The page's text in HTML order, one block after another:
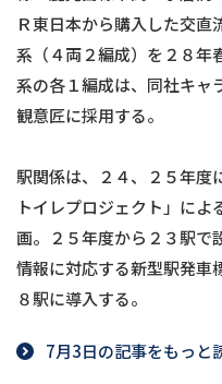
Ｒ東日本から購入した交直
系（４両２編成）を２８年
系の各１編成は、同社キャ
観意匠に採用する。
駅関係は、２４、２５年度
トイレプロジェクト」に
画。２５年度から２３駅で
情報に対応する新型駅発車
８駅に導入する。
7月3日の記事をもっと